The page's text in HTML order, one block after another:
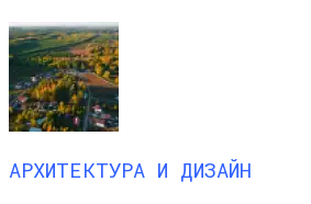
АРХИТЕКТУРА И ДИЗАЙН